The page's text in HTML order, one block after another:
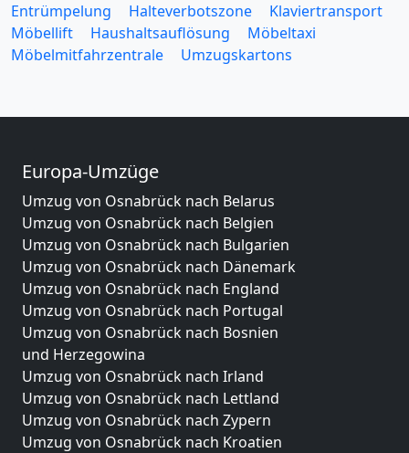
Entrümpelung
Halteverbotszone
Klaviertransport
Möbellift
Haushaltsauflösung
Möbeltaxi
Möbelmitfahrzentrale
Umzugskartons
Europa-Umzüge
Umzug von Osnabrück nach Belarus
Umzug von Osnabrück nach Belgien
Umzug von Osnabrück nach Bulgarien
Umzug von Osnabrück nach Dänemark
Umzug von Osnabrück nach England
Umzug von Osnabrück nach Portugal
Umzug von Osnabrück nach Bosnien
und Herzegowina
Umzug von Osnabrück nach Irland
Umzug von Osnabrück nach Lettland
Umzug von Osnabrück nach Zypern
Umzug von Osnabrück nach Kroatien